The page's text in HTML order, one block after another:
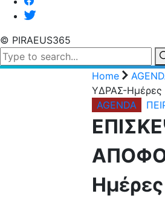
© PIRAEUS365
Home
ΥΔΡΑΣ-
AGENDA